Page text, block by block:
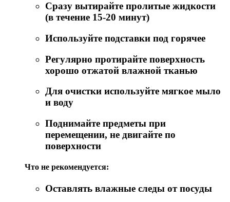
Сразу вытирайте пролитые жидкости
(в течение 15-20 минут)
Используйте подставки под горячее
Регулярно протирайте поверхность
хорошо отжатой влажной тканью
Для очистки используйте мягкое мыло
и воду
Поднимайте предметы при
перемещении, не двигайте по
поверхности
Что не рекомендуется:
Оставлять влажные следы от посуды